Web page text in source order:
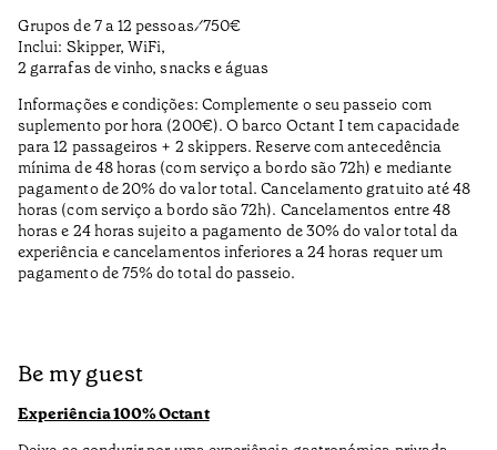
Grupos de 7 a 12 pessoas ⁄ 750€
Inclui: Skipper, WiFi,
2 garrafas de vinho, snacks e águas
Informações e condições: Complemente o seu passeio com
suplemento por hora (200€). O barco Octant I tem capacidade
para 12 passageiros + 2 skippers. Reserve com antecedência
mínima de 48 horas (com serviço a bordo são 72h) e mediante
pagamento de 20% do valor total. Cancelamento gratuito até 48
horas (com serviço a bordo são 72h). Cancelamentos entre 48
horas e 24 horas sujeito a pagamento de 30% do valor total da
experiência e cancelamentos inferiores a 24 horas requer um
pagamento de 75% do total do passeio.
Be my guest
Experiência 100% Octant